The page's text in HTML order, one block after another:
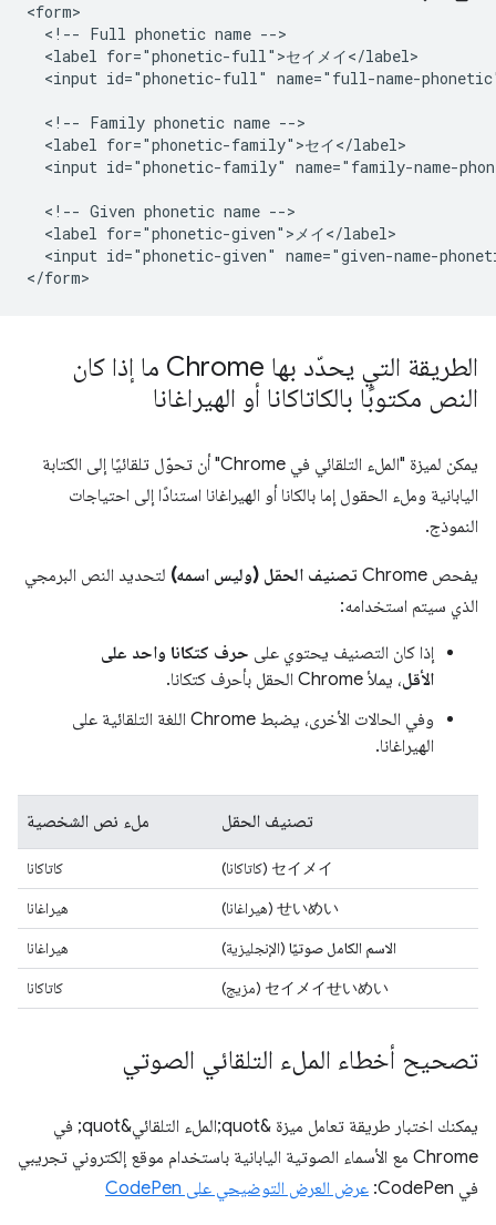
<form>
  <!-- Full phonetic name -->
  <label for="phonetic-full">セイメイ</label>
<input id="phonetic-full" name="full-name-
  <!-- Family phonetic name -->
  <label for="phonetic-family">セイ</label>
<input id="phonetic-family" name="family-name-
  <!-- Given phonetic name -->
  <label for="phonetic-given">メイ</label>
<input id="phonetic-given" name="given-name-
الطريقة التي يحدّد بها Chrome ما إذا كان
النص مكتوبًا بالكاتاكانا أو الهيراغانا
يمكن لميزة "الملء التلقائي في Chrome" أن تحوّل تلقائيًا إلى الكتابة
اليابانية وملء الحقول إما بالكانا أو الهيراغانا استنادًا إلى احتياجات
النموذج.
يفحص Chrome تصنيف الحقل (وليس اسمه) لتحديد النص البرمجي
الذي سيتم استخدامه:
إذا كان التصنيف يحتوي على حرف كتكانا واحد على
الأقل، يملأ Chrome الحقل بأحرف كتكانا.
وفي الحالات الأخرى، يضبط Chrome اللغة التلقائية على
الهيراغانا.
تصنيف الحقل ملء نص الشخصية
セイメイ (كاتاكانا)
كاتاكانا
せいめい (هيراغانا)
هيراغانا
الاسم الكامل صوتيًا (الإنجليزية)
هيراغانا
セイメイせいめい (مزيج) كاتاكانا
تصحيح أخطاء الملء التلقائي الصوتي
يمكنك اختبار طريقة تعامل ميزة &quot;الملء التلقائي&quot; في
Chrome مع الأسماء الصوتية اليابانية باستخدام موقع إلكتروني تجريبي
في CodePen:
عرض العرض التوضيحي على CodePen